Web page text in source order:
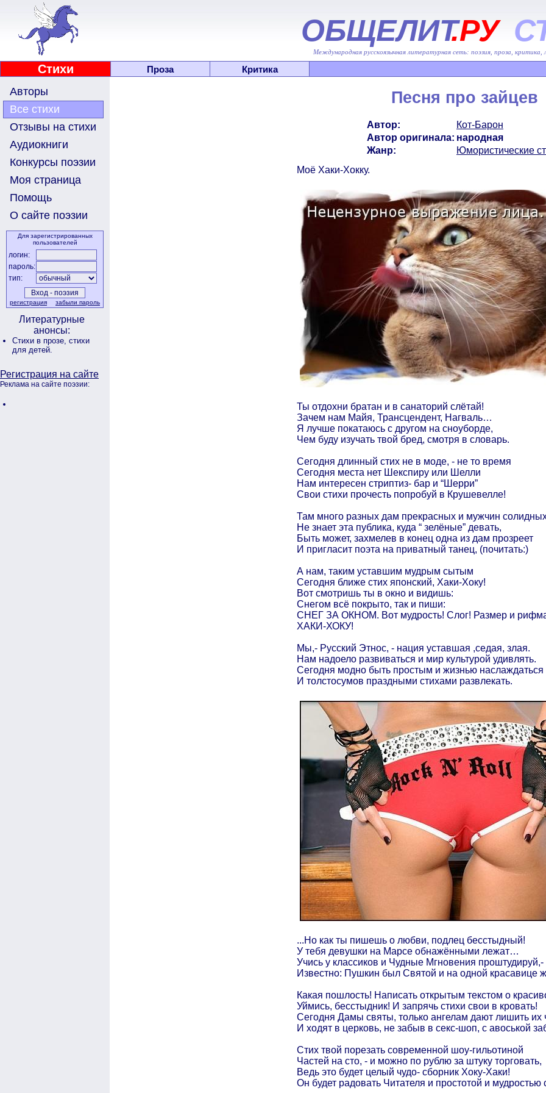
ОБЩЕЛИТ.РУ
Международная русскоязычная литературная сеть: поэзия, проза, критика,
Стихи Проза Критика
Авторы
Все стихи
Отзывы на стихи
Аудиокниги
Конкурсы поэзии
Моя страница
Помощь
О сайте поэзии
Для зарегистрированных
пользователей
логин:
пароль:
тип:
регистрация забыли пароль
Литературные
анонсы:
Стихи в прозе, стихи
для детей.
Регистрация на сайте
Реклама на сайте поэзии:
Песня про зайцев
Автор:
Кот-Барон
Автор оригинала: народная
Жанр:
Юмористические
Моё Хаки-Хокку.
Ты отдохни братан и в санаторий слётай!
Зачем нам Майя, Трансцендент, Нагваль…
Я лучше покатаюсь с другом на сноуборде,
Чем буду изучать твой бред, смотря в словарь.
Сегодня длинный стих не в моде, - не то время
Сегодня места нет Шекспиру или Шелли
Нам интересен стриптиз- бар и “Шерри”
Свои стихи прочесть попробуй в Крушевелле!
Там много разных дам прекрасных и мужчин
Не знает эта публика, куда “ зелёные” девать,
Быть может, захмелев в конец одна из дам прозреет
И пригласит поэта на приватный танец, (почитать:)
А нам, таким уставшим мудрым сытым
Сегодня ближе стих японский, Хаки-Хоку!
Вот смотришь ты в окно и видишь:
Снегом всё покрыто, так и пиши:
СНЕГ ЗА ОКНОМ. Вот мудрость! Слог! Размер и
ХАКИ-ХОКУ!
Мы,- Русский Этнос, - нация уставшая ,седая, злая.
Нам надоело развиваться и мир культурой удивлять.
Сегодня модно быть простым и жизнью наслаждаться
И толстосумов праздными стихами развлекать.
...Но как ты пишешь о любви, подлец бесстыдный!
У тебя девушки на Марсе обнажёнными лежат…
Учись у классиков и Чудные Мгновения проштудируй,-
Известно: Пушкин был Святой и на одной красавице
Какая пошлость! Написать открытым текстом о
Уймись, бесстыдник! И запрячь стихи свои в кровать!
Сегодня Дамы святы, только ангелам дают лишить их
И ходят в церковь, не забыв в секс-шоп, с авоськой
Стих твой порезать современной шоу-гильотиной
Частей на сто, - и можно по рублю за штуку торговать,
Ведь это будет целый чудо- сборник Хоку-Хаки!
Он будет радовать Читателя и простотой и мудростью